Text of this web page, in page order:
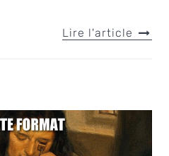
Lire l'article